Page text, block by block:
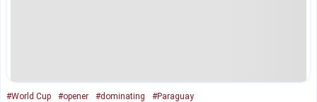
#World Cup #opener #dominating #Paraguay